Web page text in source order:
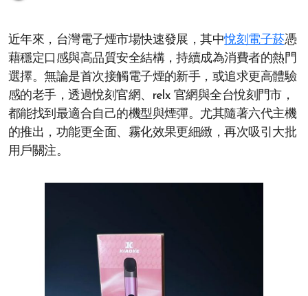
近年來，台灣電子煙市場快速發展，其中悅刻電子菸憑
藉穩定口感與高品質安全結構，持續成為消費者的熱門
選擇。無論是首次接觸電子煙的新手，或追求更高體驗
感的老手，透過悅刻官網、relx 官網與全台悅刻門市，
都能找到最適合自己的機型與煙彈。尤其隨著六代主機
的推出，功能更全面、霧化效果更細緻，再次吸引大批
用戶關注。